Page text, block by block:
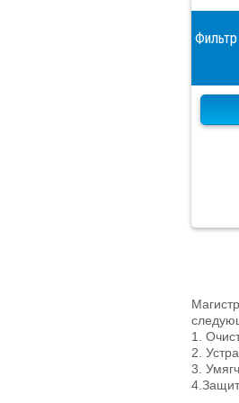
1.
2.
3.